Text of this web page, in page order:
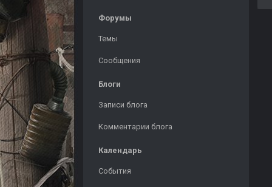
Форумы
Темы
Сообщения
Блоги
Записи блога
Комментарии блога
Календарь
События